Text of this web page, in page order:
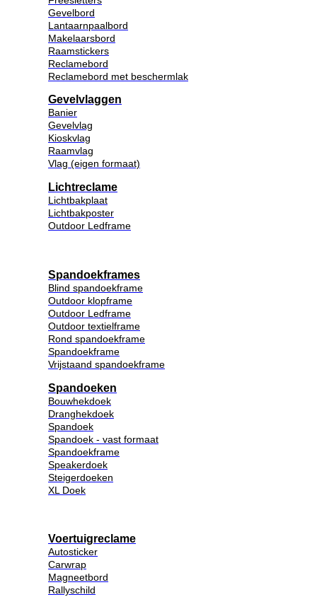
Gevelbord
Lantaarnpaalbord
Makelaarsbord
Raamstickers
Reclamebord
Reclamebord met beschermlak
Gevelvlaggen
Banier
Gevelvlag
Kioskvlag
Raamvlag
Vlag (eigen formaat)
Lichtreclame
Lichtbakplaat
Lichtbakposter
Outdoor Ledframe
Spandoekframes
Blind spandoekframe
Outdoor klopframe
Outdoor Ledframe
Outdoor textielframe
Rond spandoekframe
Spandoekframe
Vrijstaand spandoekframe
Spandoeken
Bouwhekdoek
Dranghekdoek
Spandoek
Spandoek - vast formaat
Spandoekframe
Speakerdoek
Steigerdoeken
XL Doek
Voertuigreclame
Autosticker
Carwrap
Magneetbord
Rallyschild